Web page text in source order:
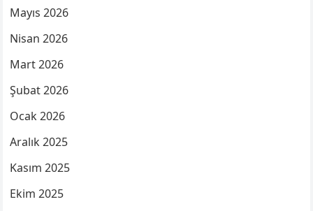
Mayıs 2026
Nisan 2026
Mart 2026
Şubat 2026
Ocak 2026
Aralık 2025
Kasım 2025
Ekim 2025